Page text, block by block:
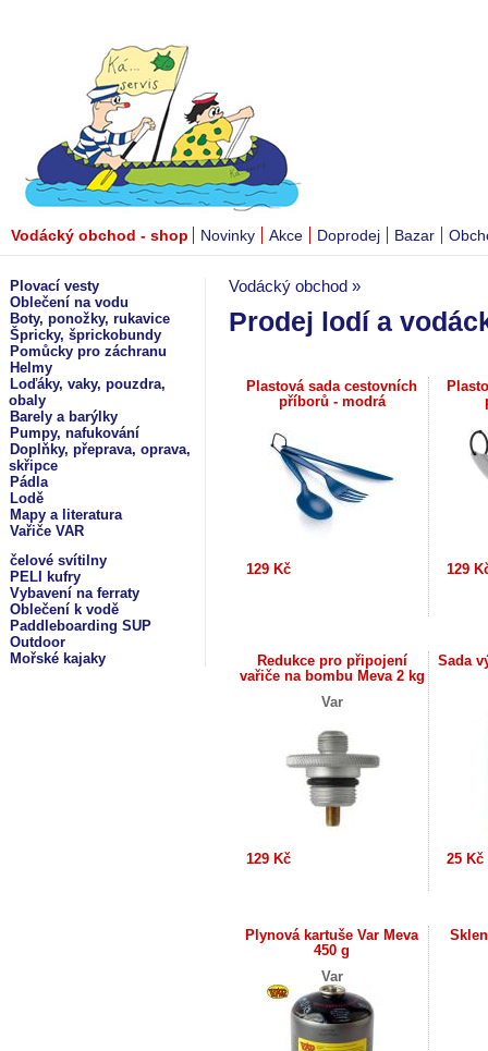
Vodácký obchod - shop Novinky Akce Doprodej Bazar
Plovací vesty
Oblečení na vodu
Boty, ponožky, rukavice
Špricky, šprickobundy
Pomůcky pro záchranu
Helmy
Loďáky, vaky, pouzdra,
obaly
Barely a barýlky
Pumpy, nafukování
Doplňky, přeprava, oprava,
skřipce
Pádla
Lodě
Mapy a literatura
Vařiče VAR
čelové svítilny
PELI kufry
Vybavení na ferraty
Oblečení k vodě
Paddleboarding SUP
Outdoor
Mořské kajaky
Vodácký obchod »
Prodej lodí a
Plastová sada cestovních
příborů - modrá
129 Kč 129
Redukce pro připojení
vařiče na bombu Meva 2 kg
Var
129 Kč
Sada
25 Kč
Plynová kartuše Var Meva
450 g
Var